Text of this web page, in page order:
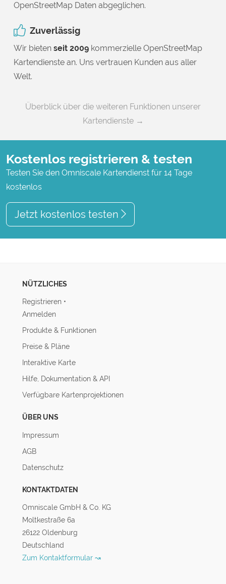
OpenStreetMap Daten abgeglichen.
Zuverlässig
Wir bieten seit 2009 kommerzielle OpenStreetMap
Kartendienste an. Uns vertrauen Kunden aus aller
Welt.
Überblick über die weiteren Funktionen unserer
Kartendienste →
Kostenlos registrieren & testen
Testen Sie den Omniscale Kartendienst für 14 Tage
kostenlos
Jetzt kostenlos testen
NÜTZLICHES
Registrieren •
Anmelden
Produkte & Funktionen
Preise & Pläne
Interaktive Karte
Hilfe, Dokumentation & API
Verfügbare Kartenprojektionen
ÜBER UNS
Impressum
AGB
Datenschutz
KONTAKTDATEN
Omniscale GmbH & Co. KG
Moltkestraße 6a
26122 Oldenburg
Deutschland
Zum Kontaktformular ↝